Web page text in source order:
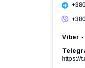
Viber -
https://